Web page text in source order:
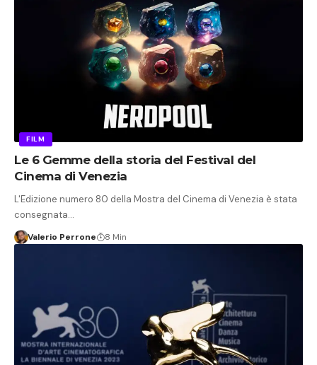
FILM
Le 6 Gemme della storia del Festival del
Cinema di Venezia
L'Edizione numero 80 della Mostra del Cinema di Venezia è stata
consegnata…
Valerio Perrone 8 Min